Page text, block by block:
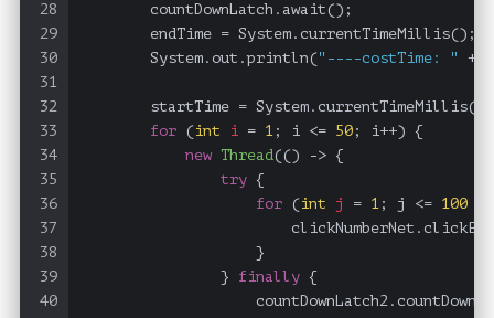
28
29
30
31
32
33
34
35
36
37
38
39
40
        countDownLatch.await();
        endTime = System.currentTimeMillis();
        System.out.println(
"----costTime: " +
        startTime = System.currentTimeMillis();
for ( int i = 1 ; i <= 50 ; i++) {
new Thread(() -> {
try {
for ( int j = 1 ; j <= 100
                    }
                }
finally {